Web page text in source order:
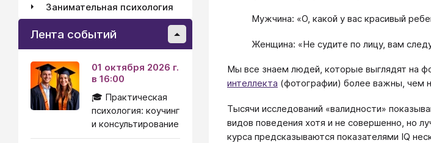
Мужчина: «О, какой у вас красивый
Женщина: «Не судите по лицу, вам
Мы все знаем людей, которые выглядят на
интеллекта (фотографии) более важны, чем
Тысячи исследований «валидности»
видов поведения хотя и не совершенно, но
курса предсказываются показателями IQ
Занимательная психология
Лента событий
01 октября 2026 г.
в 16:00
🎓 Практическая
психология: коучинг
и консультирование